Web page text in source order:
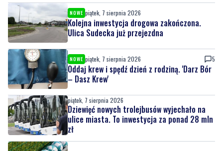
NOWE piątek, 7 sierpnia 2026
Kolejna inwestycja drogowa zakończona.
Ulica Sudecka już przejezdna
NOWE piątek, 7 sierpnia 2026 5
Oddaj krew i spędź dzień z rodziną. 'Darz Bór
– Dasz Krew'
piątek, 7 sierpnia 2026
Dziewięć nowych trolejbusów wyjechało na
ulice miasta. To inwestycja za ponad 28 mln
zł